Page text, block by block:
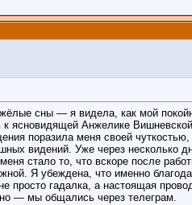
сны — я видела, как мой
к ясновидящей Анжелике
поразила меня своей
видений. Уже через
стало то, что вскоре после
Я убеждена, что именно
просто гадалка, а настоящая
— мы общались через телеграм.